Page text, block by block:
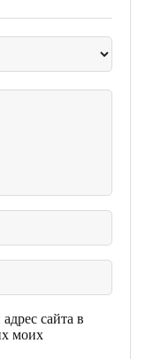
сайта в
моих